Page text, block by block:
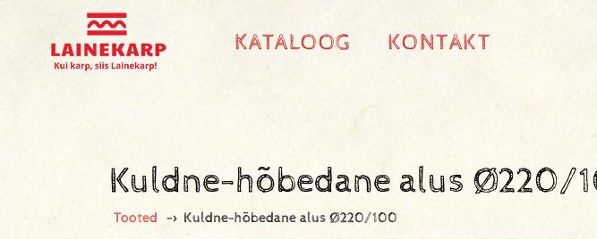
KATALOOG KONTAKT
Kuldne-hõbedane alus Ø220/
Tooted -> Kuldne-hõbedane alus Ø220/100